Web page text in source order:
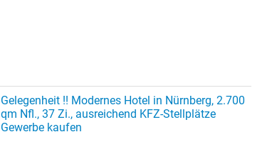
Gelegenheit !! Modernes Hotel in Nürnberg, 2.700
qm Nfl., 37 Zi., ausreichend KFZ-Stellplätze
Gewerbe kaufen